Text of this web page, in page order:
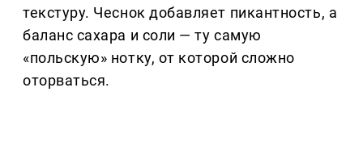
текстуру. Чеснок добавляет пикантность, а
баланс сахара и соли — ту самую
«польскую» нотку, от которой сложно
оторваться.